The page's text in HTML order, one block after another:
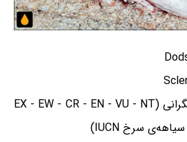
گونه‌ی با کم‌ترین نگرانی (EX - EW - CR - EN - VU - NT